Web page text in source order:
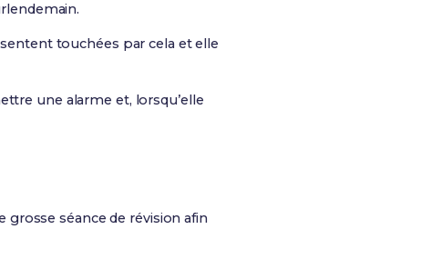
touchées par cela et elle
une alarme et, lorsqu’elle
séance de révision afin